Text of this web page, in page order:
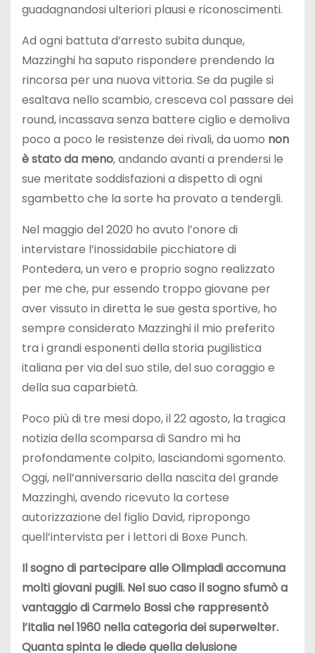
guadagnandosi ulteriori plausi e riconoscimenti.
Ad ogni battuta d’arresto subita dunque,
Mazzinghi ha saputo rispondere prendendo la
rincorsa per una nuova vittoria. Se da pugile si
esaltava nello scambio, cresceva col passare dei
round, incassava senza battere ciglio e demoliva
poco a poco le resistenze dei rivali, da uomo non
è stato da meno, andando avanti a prendersi le
sue meritate soddisfazioni a dispetto di ogni
sgambetto che la sorte ha provato a tendergli.
Nel maggio del 2020 ho avuto l’onore di
intervistare l’inossidabile picchiatore di
Pontedera, un vero e proprio sogno realizzato
per me che, pur essendo troppo giovane per
aver vissuto in diretta le sue gesta sportive, ho
sempre considerato Mazzinghi il mio preferito
tra i grandi esponenti della storia pugilistica
italiana per via del suo stile, del suo coraggio e
della sua caparbietà.
Poco più di tre mesi dopo, il 22 agosto, la tragica
notizia della scomparsa di Sandro mi ha
profondamente colpito, lasciandomi sgomento.
Oggi, nell’anniversario della nascita del grande
Mazzinghi, avendo ricevuto la cortese
autorizzazione del figlio David, ripropongo
quell’intervista per i lettori di Boxe Punch.
Il sogno di partecipare alle Olimpiadi accomuna
molti giovani pugili. Nel suo caso il sogno sfumò a
vantaggio di Carmelo Bossi che rappresentò
l’Italia nel 1960 nella categoria dei superwelter.
Quanta spinta le diede quella delusione